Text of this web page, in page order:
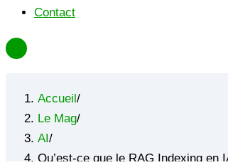
Contact
Accueil/
Le Mag/
AI/
Qu’est-ce que le RAG Indexing en